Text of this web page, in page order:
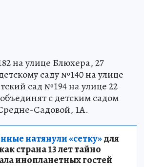
на улице Блюхера, 27
саду №140 на улице
сад №194 на улице 22
с детским садом
Садовой, 1А.
натянули «сетку»для
страна 13 лет тайно
инопланетных гостей